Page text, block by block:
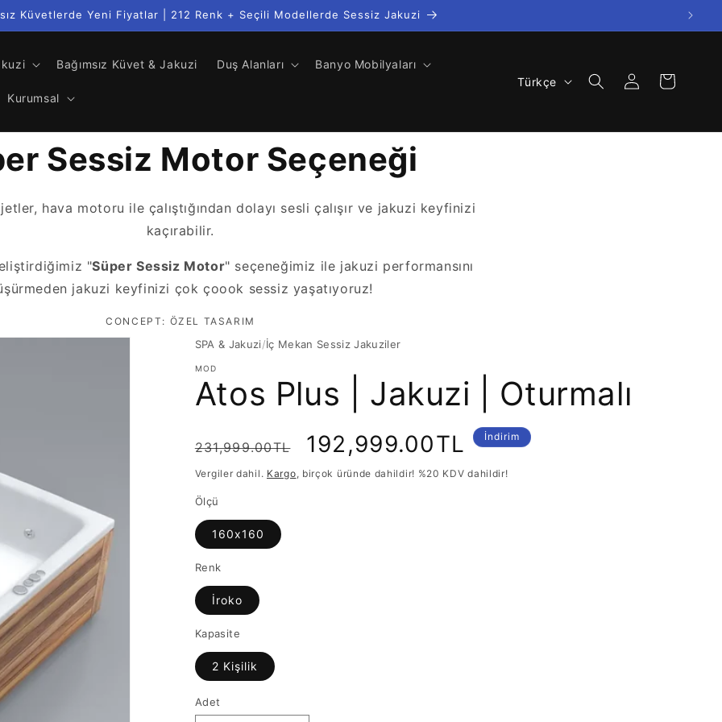
Küvetlerde Yeni Fiyatlar | 212 Renk + Seçili Modellerde Sessiz Jakuzi
Bağımsız Küvet & Jakuzi Duş Alanları Banyo Mobilyaları
Kurumsal
D
l
Türkçe
Oturum
Sepet
Sessiz Motor Seçeneği
hava motoru ile çalıştığından dolayı sesli çalışır ve jakuzi keyfinizi
kaçırabilir.
"Süper Sessiz Motor" seçeneğimiz ile jakuzi performansını
jakuzi keyfinizi çok çoook sessiz yaşatıyoruz!
CONCEPT: ÖZEL TASARIM
SPA & Jakuzi/İç Mekan Sessiz Jakuziler
MOD
Atos Plus | Jakuzi | Oturmalı
Normal
fiyat
231,999.00TL
İndirimli
fiyat
192,999.00TL İndirim
Vergiler dahil. Kargo, birçok üründe dahildir! %20 KDV dahildir!
Ölçü
160x160
Renk
İroko
Kapasite
2 Kişilik
Adet